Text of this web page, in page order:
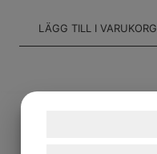
LÄGG TILL I VARUKORG